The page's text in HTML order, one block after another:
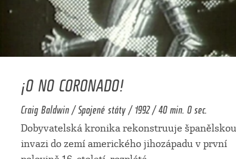
¡O NO CORONADO!
Craig Baldwin / Spojené státy / 1992 / 40 min. 0 sec.
Dobyvatelská kronika rekonstruuje španělskou
invazi do zemí amerického jihozápadu v první